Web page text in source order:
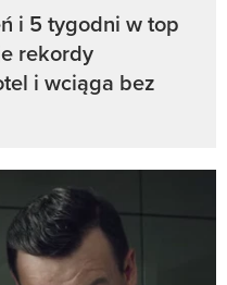
i 5 tygodni w top
rekordy
i wciąga bez